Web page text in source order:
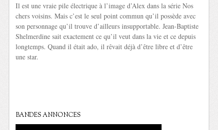
Il est une vraie pile électrique à l’image d’Alex dans la série Nos
chers voisins. Mais c’est le seul point commun qu’il possède avec
son personnage qu’il trouve d’ailleurs insupportable. Jean-Baptiste
Shelmerdine sait exactement ce qu’il veut dans la vie et ce depuis
longtemps. Quand il était ado, il rêvait déjà d’être libre et d’être
une star.
BANDES ANNONCES